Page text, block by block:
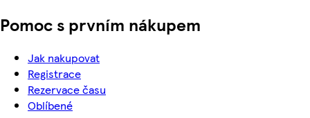
Pomoc s prvním nákupem
Jak nakupovat
Registrace
Rezervace času
Oblíbené